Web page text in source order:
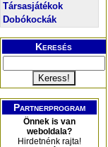
Társasjátékok
Dobókockák
Keresés
Partnerprogram
Önnek is van
weboldala?
Hirdetnénk rajta!